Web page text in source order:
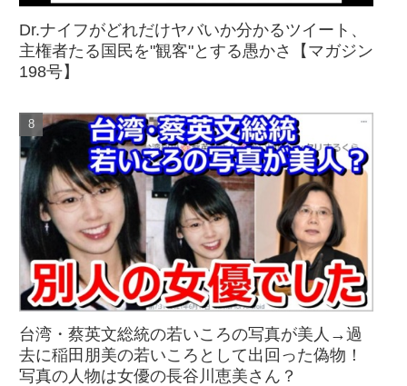
Dr.ナイフがどれだけヤバいか分かるツイート、
主権者たる国民を"観客"とする愚かさ【マガジン
198号】
台湾・蔡英文総統の若いころの写真が美人→過
去に稲田朋美の若いころとして出回った偽物！
写真の人物は女優の長谷川恵美さん？